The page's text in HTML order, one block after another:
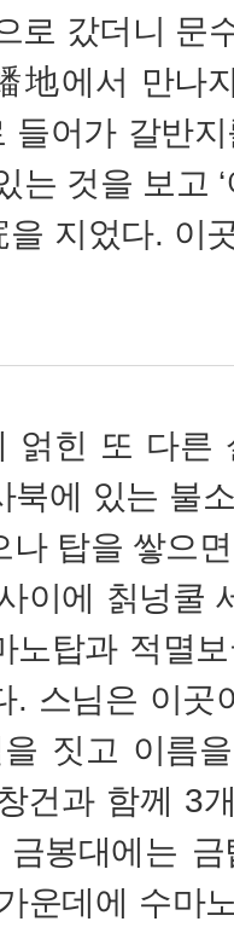
로 갔더니 문
地에서 만나
들어가 갈반
는 것을 보고
지었다. 이
얽힌 또 다른
북에 있는 불
나 탑을 쌓으
이에 칡넝쿨
노탑과 적멸
. 스님은 이곳
짓고 이름
건과 함께 3
봉대에는
운데에 수마